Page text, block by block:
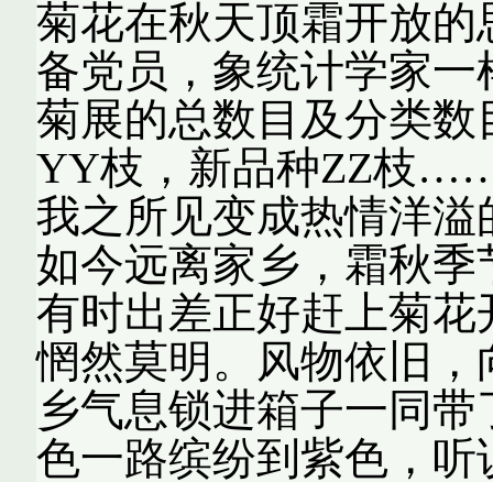
菊花在秋天顶霜开放
备党员，象统计学家
菊展的总数目及分类
YY枝，新品种ZZ枝
我之所见变成热情洋
如今远离家乡，霜秋
有时出差正好赶上菊
惘然莫明。风物依旧
乡气息锁进箱子一同
色一路缤纷到紫色，